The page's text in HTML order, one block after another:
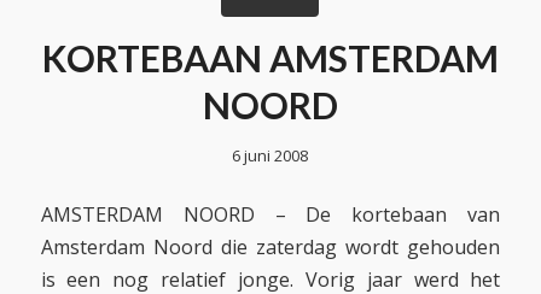
KORTEBAAN AMSTERDAM
NOORD
6 juni 2008
AMSTERDAM NOORD – De kortebaan van
Amsterdam Noord die zaterdag wordt gehouden
is een nog relatief jonge. Vorig jaar werd het